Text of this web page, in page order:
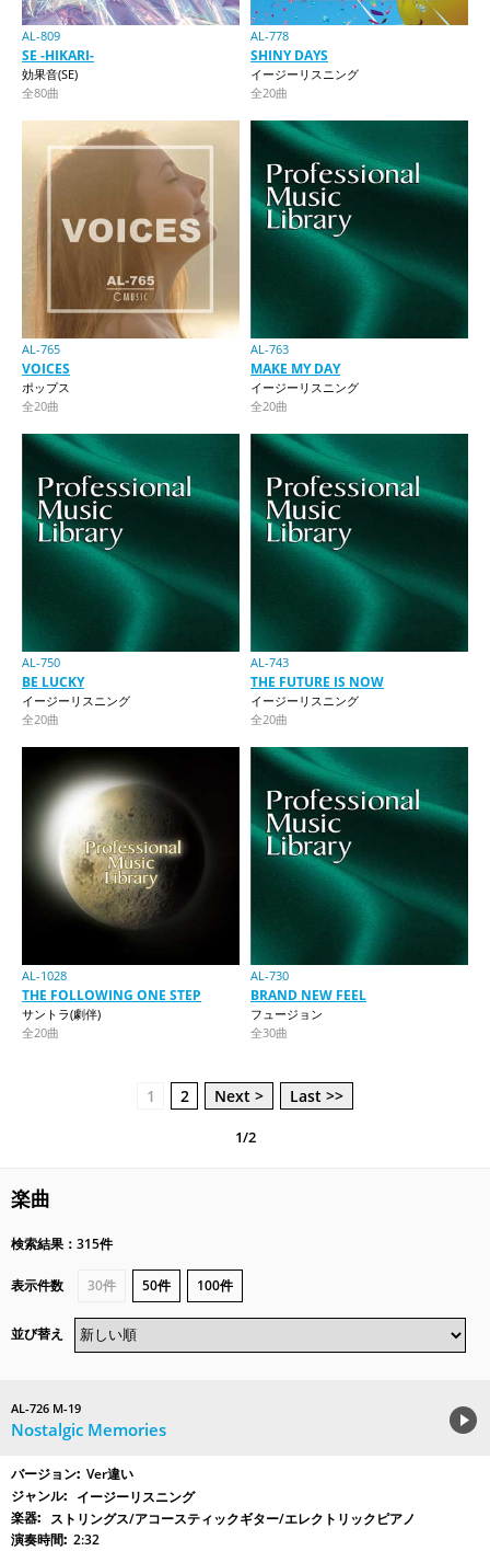
AL-809
SE -HIKARI-
効果音(SE)
全80曲
AL-778
SHINY DAYS
イージーリスニング
全20曲
AL-765
VOICES
ポップス
全20曲
AL-763
MAKE MY DAY
イージーリスニング
全20曲
AL-750
BE LUCKY
イージーリスニング
全20曲
AL-743
THE FUTURE IS NOW
イージーリスニング
全20曲
AL-1028
THE FOLLOWING ONE STEP
サントラ(劇伴)
全20曲
AL-730
BRAND NEW FEEL
フュージョン
全30曲
1 2 Next > Last >>
1/2
楽曲
検索結果：315件
表示件数 30件 50件 100件
並び替え
AL-726 M-19
Nostalgic Memories
Ver違い
イージーリスニング
ストリングス/アコースティックギター/エレクトリックピアノ
2:32